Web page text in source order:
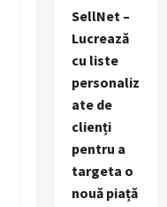
SellNet –
Lucrează
cu liste
personaliz
ate de
clienți
pentru a
targeta o
nouă piață